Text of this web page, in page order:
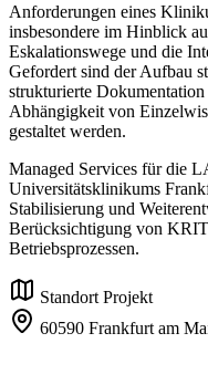
Anforderungen eines
insbesondere im Hinblick
Eskalationswege und die
Gefordert sind der Aufbau
strukturierte
Abhängigkeit von
gestaltet werden.
Managed Services für die
Universitätsklinikums
Stabilisierung und
Berücksichtigung von
Betriebsprozessen.
Standort Projekt
60590 Frankfurt am